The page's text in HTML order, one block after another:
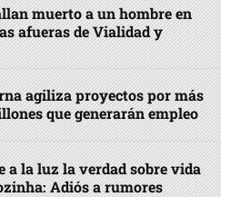
muerto a un hombre en
afueras de Vialidad y
agiliza proyectos por más
que generarán empleo
a la luz la verdad sobre vida
Adiós a rumores